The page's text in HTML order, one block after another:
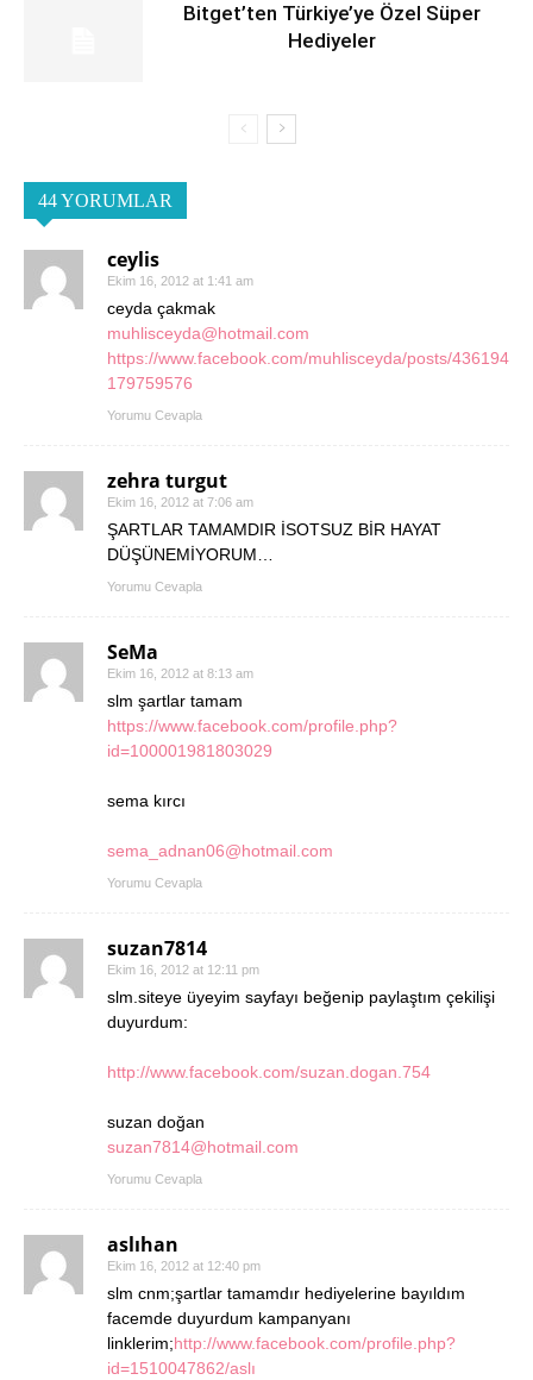
Bitget’ten Türkiye’ye Özel Süper
Hediyeler
44 YORUMLAR
ceylis
Ekim 16, 2012 at 1:41 am
ceyda çakmak
muhlisceyda@hotmail.com
https://www.facebook.com/muhlisceyda/posts/436194
179759576
Yorumu Cevapla
zehra turgut
Ekim 16, 2012 at 7:06 am
ŞARTLAR TAMAMDIR İSOTSUZ BİR HAYAT
DÜŞÜNEMİYORUM…
Yorumu Cevapla
SeMa
Ekim 16, 2012 at 8:13 am
slm şartlar tamam
https://www.facebook.com/profile.php?
id=100001981803029
sema kırcı
sema_adnan06@hotmail.com
Yorumu Cevapla
suzan7814
Ekim 16, 2012 at 12:11 pm
slm.siteye üyeyim sayfayı beğenip paylaştım çekilişi
duyurdum:
http://www.facebook.com/suzan.dogan.754
suzan doğan
suzan7814@hotmail.com
Yorumu Cevapla
aslıhan
Ekim 16, 2012 at 12:40 pm
slm cnm;şartlar tamamdır hediyelerine bayıldım
facemde duyurdum kampanyanı
linklerim;http://www.facebook.com/profile.php?
id=1510047862/aslı